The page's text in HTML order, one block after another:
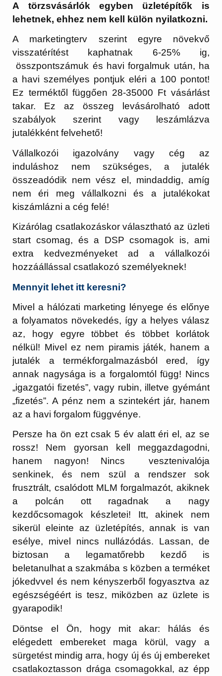
A törzsvásárlók egyben üzletépítők is
lehetnek, ehhez nem kell külön nyilatkozni.
A marketingterv szerint egyre növekvő
visszatérítést kaphatnak 6-25% ig,
összpontszámuk és havi forgalmuk után, ha
a havi személyes pontjuk eléri a 100 pontot!
Ez terméktől függően 28-35000 Ft vásárlást
takar. Ez az összeg levásárolható adott
szabályok szerint vagy leszámlázva
jutalékként felvehető!
Vállalkozói igazolvány vagy cég az
induláshoz nem szükséges, a jutalék
összeadódik nem vész el, mindaddig, amíg
nem éri meg vállalkozni és a jutalékokat
kiszámlázni a cég felé!
Kizárólag csatlakozáskor választható az üzleti
start csomag, és a DSP csomagok is, ami
extra kedvezményeket ad a vállalkozói
hozzáállással csatlakozó személyeknek!
Mennyit lehet itt keresni?
Mivel a hálózati marketing lényege és előnye
a folyamatos növekedés, így a helyes válasz
az, hogy egyre többet és többet korlátok
nélkül! Mivel ez nem piramis játék, hanem a
jutalék a termékforgalmazásból ered, így
annak nagysága is a forgalomtól függ! Nincs
„igazgatói fizetés”, vagy rubin, illetve gyémánt
„fizetés”. A pénz nem a szintekért jár, hanem
az a havi forgalom függvénye.
Persze ha ön ezt csak 5 év alatt éri el, az se
rossz! Nem gyorsan kell meggazdagodni,
hanem nagyon! Nincs vesztenivalója
senkinek, és nem szül a rendszer sok
frusztrált, csalódott MLM forgalmazót, akiknek
a polcán ott ragadnak a nagy
kezdőcsomagok készletei! Itt, akinek nem
sikerül eleinte az üzletépítés, annak is van
esélye, mivel nincs nullázódás. Lassan, de
biztosan a legamatőrebb kezdő is
beletanulhat a szakmába s közben a terméket
jókedvvel és nem kényszerből fogyasztva az
egészségéért is tesz, miközben az üzlete is
gyarapodik!
Döntse el Ön, hogy mit akar: hálás és
elégedett embereket maga körül, vagy a
sürgetést mindig arra, hogy új és új embereket
csatlakoztasson drága csomagokkal, az épp